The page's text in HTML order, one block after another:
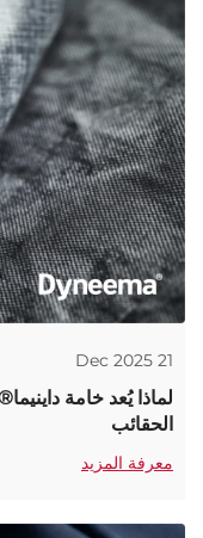
21 Dec 2025
الحقائب
معرفة المزيد